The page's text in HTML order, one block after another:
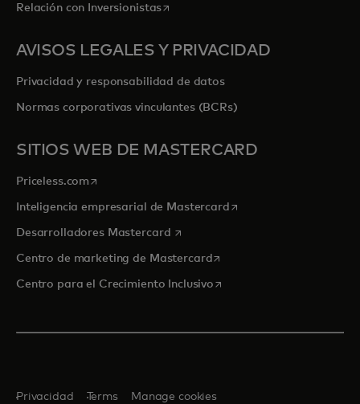
Relación con Inversionistasse abre en una pestaña nueva
AVISOS LEGALES Y PRIVACIDAD
Privacidad y responsabilidad de datos
Normas corporativas vinculantes (BCRs)
SITIOS WEB DE MASTERCARD
Priceless.com se abre en una pestaña nueva
Inteligencia empresarial de Mastercardse abre en una pestaña
Desarrolladores Mastercard se abre en una pestaña nueva
Centro de marketing de Mastercardse abre en una pestaña
Centro para el Crecimiento Inclusivose abre en una pestaña
Privacidad Terms Manage cookies